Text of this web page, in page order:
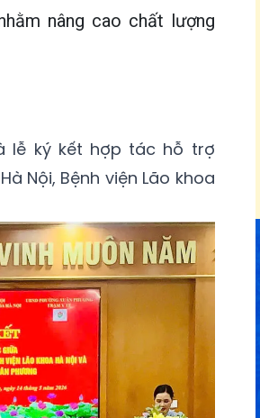
nâng cao chất lượng
lễ ký kết hợp tác hỗ trợ
Nội, Bệnh viện Lão khoa